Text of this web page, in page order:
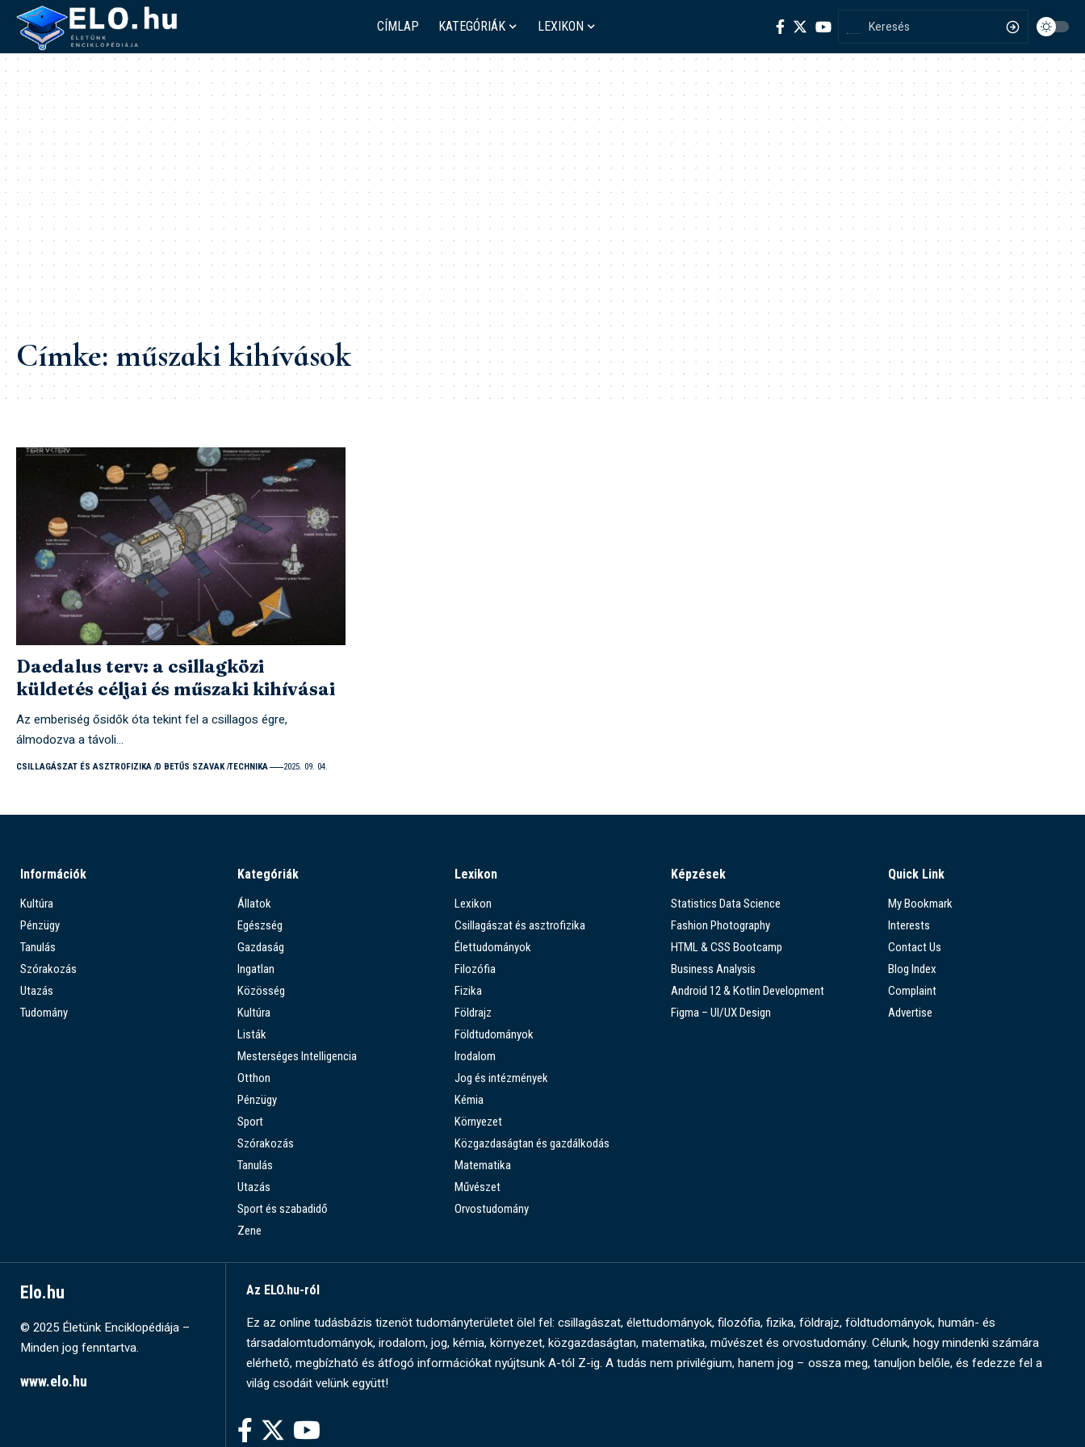
CÍMLAP KATEGÓRIÁK LEXIKON
Címke:műszaki kihívások
Daedalus terv: a csillagközi
küldetés céljai és műszaki kihívásai
Az emberiség ősidők óta tekint fel a csillagos égre,
álmodozva a távoli…
CSILLAGÁSZAT ÉS ASZTROFIZIKA D BETŰS SZAVAK TECHNIKA 2025. 09. 04.
Információk
Kultúra
Pénzügy
Tanulás
Szórakozás
Utazás
Tudomány
Kategóriák
Állatok
Egészség
Gazdaság
Ingatlan
Közösség
Kultúra
Listák
Mesterséges Intelligencia
Otthon
Pénzügy
Sport
Szórakozás
Tanulás
Utazás
Sport és szabadidő
Zene
Lexikon
Lexikon
Csillagászat és asztrofizika
Élettudományok
Filozófia
Fizika
Földrajz
Földtudományok
Irodalom
Jog és intézmények
Kémia
Környezet
Közgazdaságtan és gazdálkodás
Matematika
Művészet
Orvostudomány
Képzések
Statistics Data Science
Fashion Photography
HTML & CSS Bootcamp
Business Analysis
Android 12 & Kotlin Development
Figma – UI/UX Design
Quick Link
My Bookmark
Interests
Contact Us
Blog Index
Complaint
Advertise
Elo.hu
© 2025 Életünk Enciklopédiája –
Minden jog fenntartva.
www.elo.hu
Az ELO.hu-ról
Ez az online tudásbázis tizenöt tudományterületet ölel fel: csillagászat, élettudományok, filozófia, fizika, földrajz, földtudományok, humán- és
társadalomtudományok, irodalom, jog, kémia, környezet, közgazdaságtan, matematika, művészet és orvostudomány. Célunk, hogy mindenki számára
elérhető, megbízható és átfogó információkat nyújtsunk A-tól Z-ig. A tudás nem privilégium, hanem jog – ossza meg, tanuljon belőle, és fedezze fel a
világ csodáit velünk együtt!